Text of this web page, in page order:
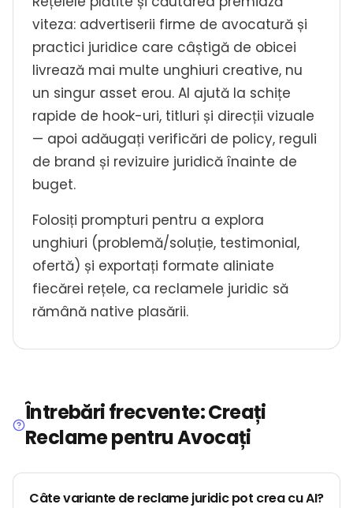
viteza: advertiserii firme de avocatură și
practici juridice care câștigă de obicei
livrează mai multe unghiuri creative, nu
un singur asset erou. AI ajută la schițe
rapide de hook-uri, titluri și direcții vizuale
— apoi adăugați verificări de policy, reguli
de brand și revizuire juridică înainte de
buget.
Folosiți prompturi pentru a explora
unghiuri (problemă/soluție, testimonial,
ofertă) și exportați formate aliniate
fiecărei rețele, ca reclamele juridic să
rămână native plasării.
Întrebări frecvente: Creați
Reclame pentru Avocați
Câte variante de reclame juridic pot crea cu AI?